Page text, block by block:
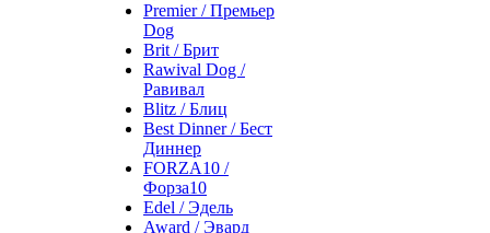
Premier / Премьер
Dog
Brit / Брит
Rawival Dog /
Равивал
Blitz / Блиц
Best Dinner / Бест
Диннер
FORZA10 /
Форза10
Edel / Эдель
Award / Эвард